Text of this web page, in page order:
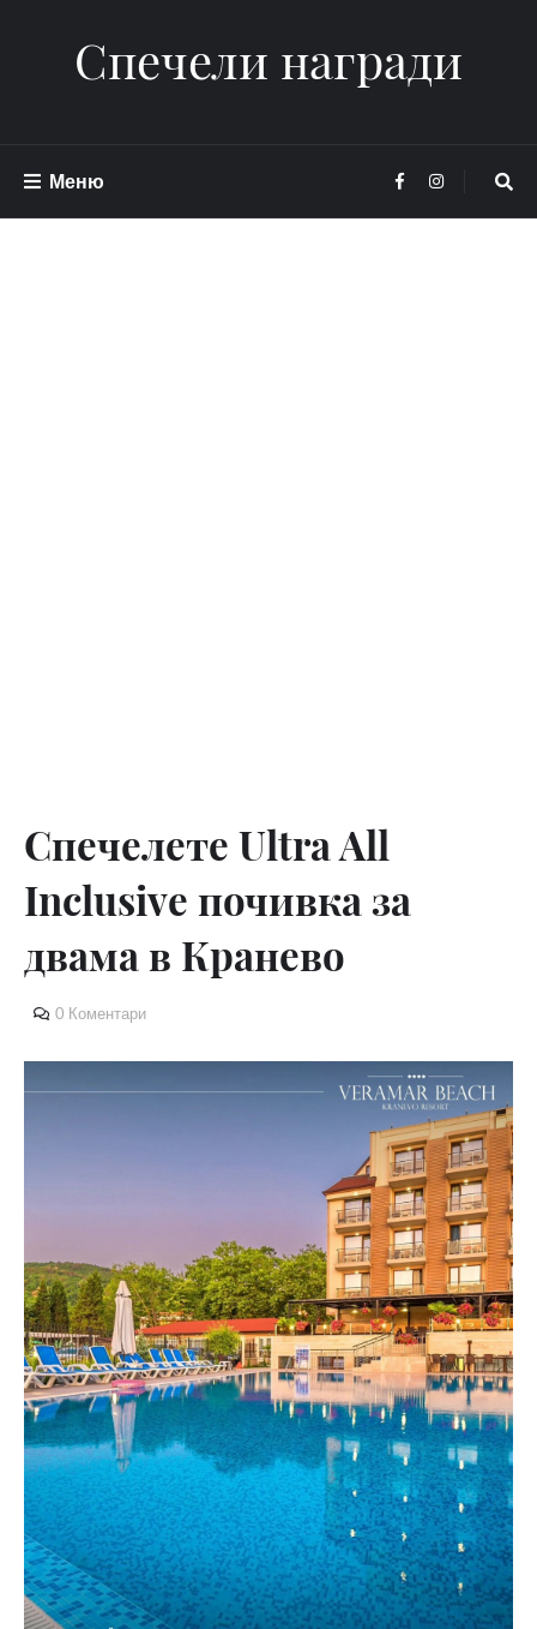
Спечели награди
Меню
Спечелете Ultra All
Inclusive почивка за
двама в Кранево
0 Коментари